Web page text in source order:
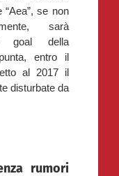
“Aea”, se non
sarà
i goal della
entro il
al 2017 il
disturbate da
rumori